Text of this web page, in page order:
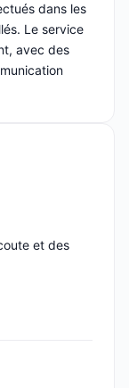
dans les
Le service
avec des
et des